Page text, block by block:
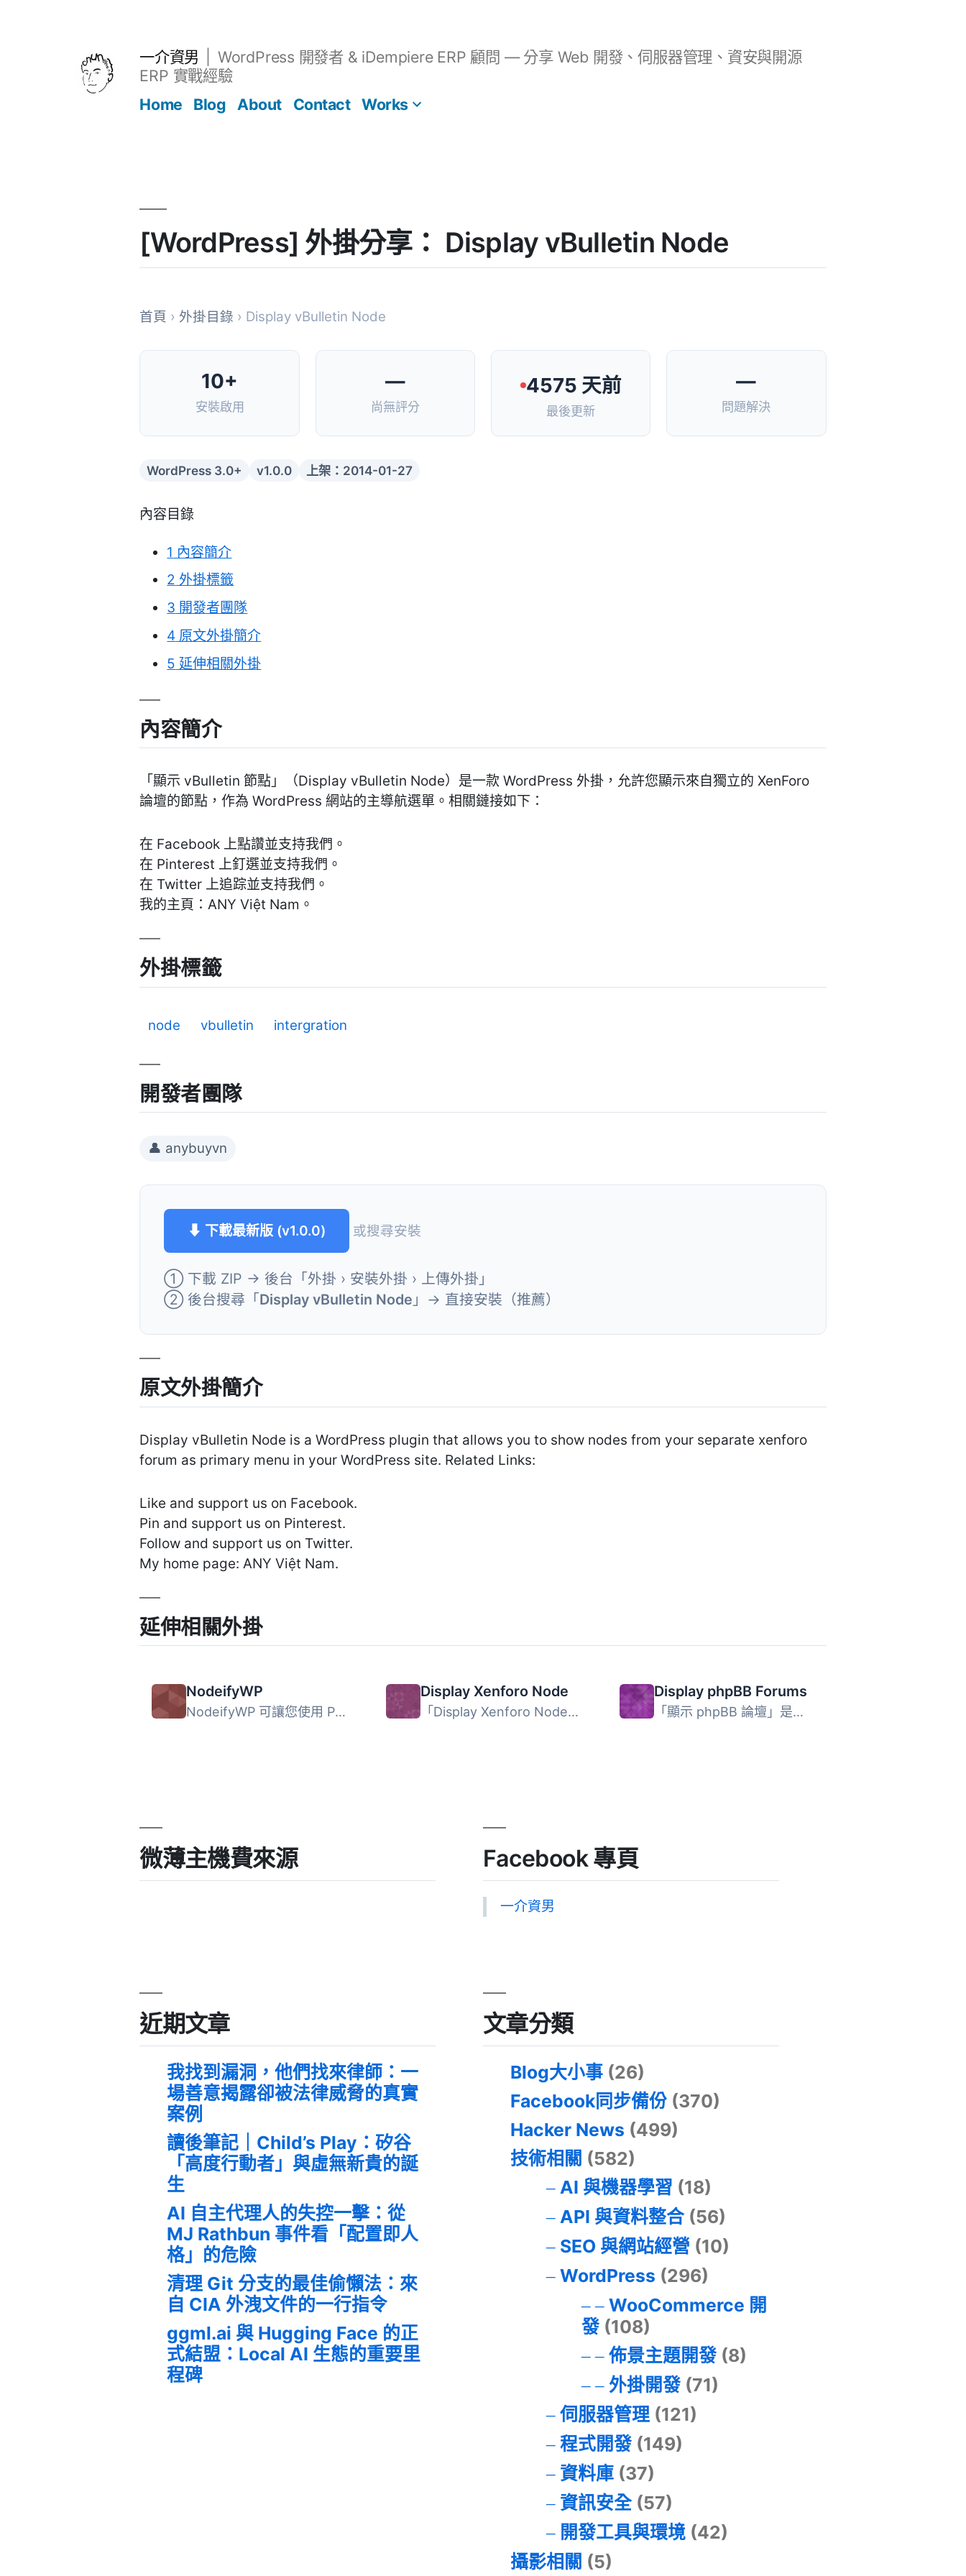
一介資男
WordPress 開發者 & iDempiere ERP 顧問 — 分享 Web 開發、伺服器管理、資安與開源
ERP 實戰經驗
Home
Blog About Contact Works
[WordPress] 外掛分享： Display vBulletin Node
首頁 › 外掛目錄 › Display vBulletin Node
10+
安裝啟用
—
尚無評分
4575 天前
最後更新
—
問題解決
WordPress 3.0+ v1.0.0 上架：2014-01-27
內容目錄
1 內容簡介
2 外掛標籤
3 開發者團隊
4 原文外掛簡介
5 延伸相關外掛
內容簡介
「顯示 vBulletin 節點」（Display vBulletin Node）是一款 WordPress 外掛，允許您顯示來自獨立的 XenForo
論壇的節點，作為 WordPress 網站的主導航選單。相關鏈接如下：
在 Facebook 上點讚並支持我們。
在 Pinterest 上釘選並支持我們。
在 Twitter 上追踪並支持我們。
我的主頁：ANY Việt Nam。
外掛標籤
node vbulletin intergration
開發者團隊
👤 anybuyvn
⬇ 下載最新版 (v1.0.0) 或搜尋安裝
① 下載 ZIP → 後台「外掛 › 安裝外掛 › 上傳外掛」
② 後台搜尋「Display vBulletin Node 」→ 直接安裝（推薦）
原文外掛簡介
Display vBulletin Node is a WordPress plugin that allows you to show nodes from your separate xenforo
forum as primary menu in your WordPress site. Related Links:
Like and support us on Facebook.
Pin and support us on Pinterest.
Follow and support us on Twitter.
My home page: ANY Việt Nam.
延伸相關外掛
NodeifyWP
NodeifyWP 可讓您使用 PHP 建立同構 JavaScript 應用程式。使...
Display Xenforo Node
「Display Xenforo Node」是一款 WordPress 外掛，可讓您在 W...
Display phpBB Forums
「顯示 phpBB 論壇」是一款 WordPress 外掛，可讓您在 WordPr...
微薄主機費來源 Facebook 專頁
一介資男
近期文章
我找到漏洞，他們找來律師：一
場善意揭露卻被法律威脅的真實
案例
讀後筆記｜Child’s Play：矽谷
「高度行動者」與虛無新貴的誕
生
AI 自主代理人的失控一擊：從
MJ Rathbun 事件看「配置即人
格」的危險
清理 Git 分支的最佳偷懶法：來
自 CIA 外洩文件的一行指令
ggml.ai 與 Hugging Face 的正
式結盟：Local AI 生態的重要里
程碑
文章分類
Blog大小事 (26)
Facebook同步備份 (370)
Hacker News (499)
技術相關 (582)
AI 與機器學習 (18)
API 與資料整合(56)
SEO 與網站經營 (10)
WordPress (296)
WooCommerce 開
發(108)
佈景主題開發(8)
外掛開發(71)
伺服器管理(121)
程式開發(149)
資料庫(37)
資訊安全(57)
開發工具與環境(42)
攝影相關 (5)